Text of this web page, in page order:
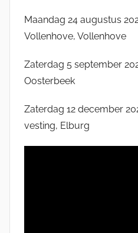
Maandag 24 augustus
Vollenhove, Vollenhove
Zaterdag 5 september
Oosterbeek
Zaterdag 12 december
vesting, Elburg